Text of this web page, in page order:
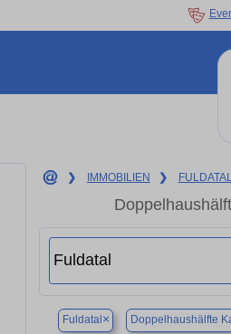
❯ IMMOBILIEN ❯
Fuldatal × Doppelhaushälfte